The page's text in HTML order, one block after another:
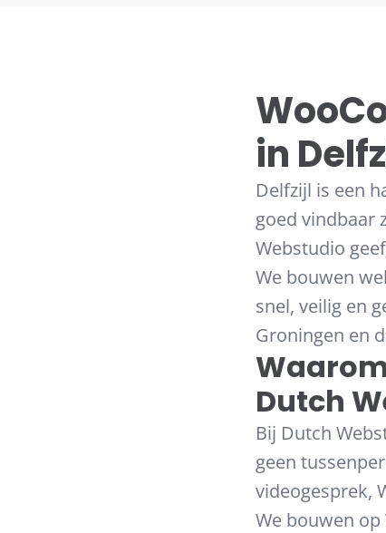
in
Delfzijl is een
goed vindbaar
Webstudio
We bouwen
snel, veilig en
Groningen en
Dutch
Bij Dutch
geen
videogesprek,
We bouwen